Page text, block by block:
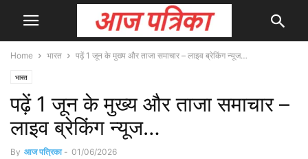
Home भारत पढ़ें 1 जून के मुख्य और ताजा समाचार – लाइव ब्रेकिंग न्यूज…
भारत
पढ़ें 1 जून के मुख्य और ताजा समाचार –
लाइव ब्रेकिंग न्यूज…
By आज पत्रिका - 01/06/2026